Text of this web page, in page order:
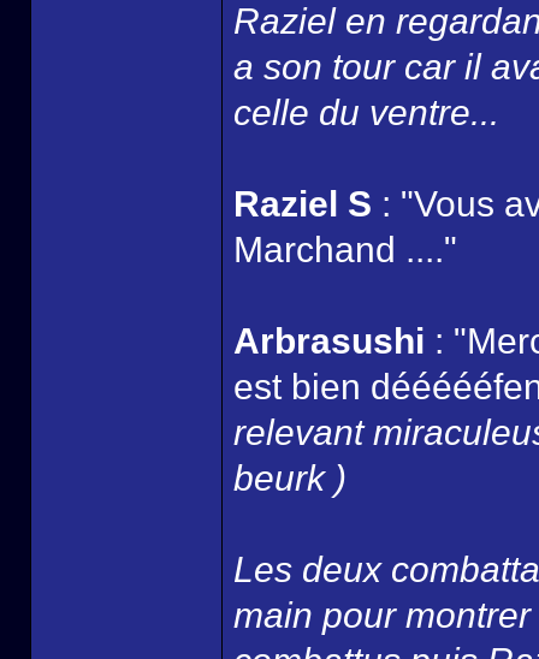
Raziel en
a son tour car il
celle du ventre...
Raziel S : "Vous
Marchand ...."
Arbrasushi :
est bien
relevant
beurk )
Les deux
main pour